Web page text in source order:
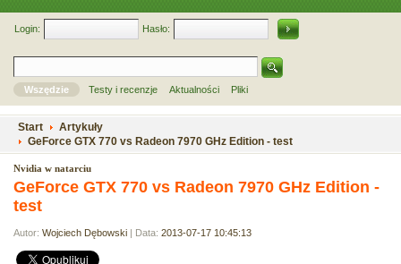
Login: Hasło:
Wszędzie Testy i recenzje Aktualności Pliki
Start
Artykuły
GeForce GTX 770 vs Radeon 7970 GHz Edition - test
Nvidia w natarciu
GeForce GTX 770 vs Radeon 7970 GHz Edition -
test
Autor: Wojciech Dębowski | Data: 2013-07-17 10:45:13